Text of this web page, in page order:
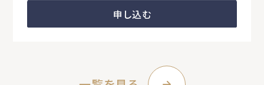
申し込む